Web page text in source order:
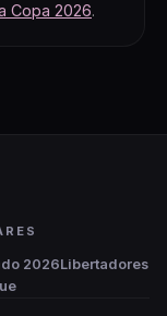
Copa 2026.
2026Libertadores